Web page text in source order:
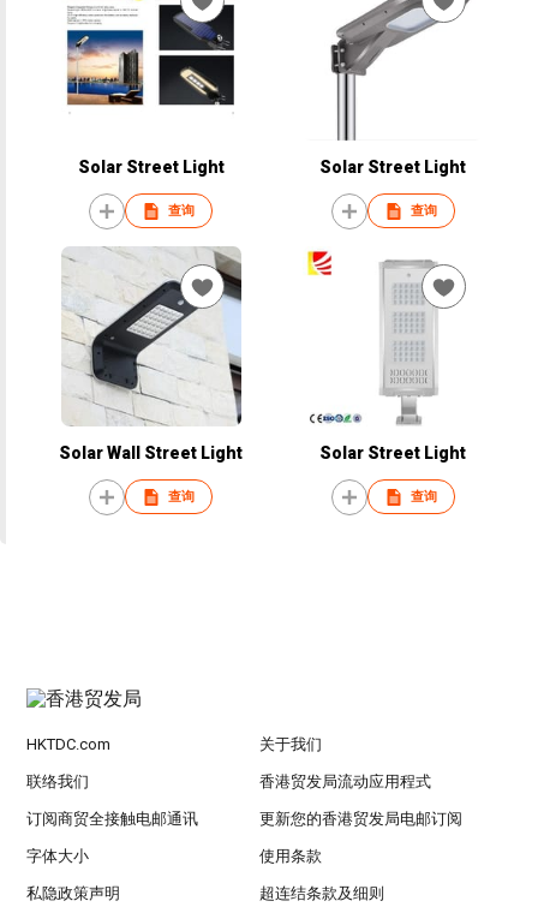
Solar Street Light
查询
Solar Street Light
查询
Solar Wall Street Light
查询
Solar Street Light
查询
HKTDC.com 关于我们
联络我们 香港贸发局流动应用程式
订阅商贸全接触电邮通讯 更新您的香港贸发局电邮订阅
字体大小 使用条款
私隐政策声明 超连结条款及细则